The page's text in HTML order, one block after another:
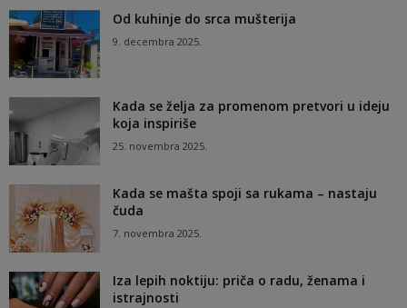
Od kuhinje do srca mušterija
9. decembra 2025.
Kada se želja za promenom pretvori u ideju
koja inspiriše
25. novembra 2025.
Kada se mašta spoji sa rukama – nastaju
čuda
7. novembra 2025.
Iza lepih noktiju: priča o radu, ženama i
istrajnosti